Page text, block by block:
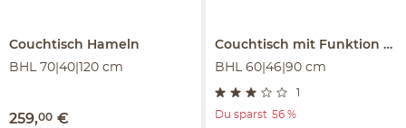
Couchtisch Hameln
BHL 70|40|120 cm
259,00 €
Couchtisch mit Funktion
BHL 60|46|90 cm
1
Du sparst 56 %